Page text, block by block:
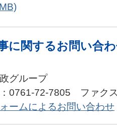
に関するお問い合
グループ
0761-72-7805 ファク
ームによるお問い合わせ